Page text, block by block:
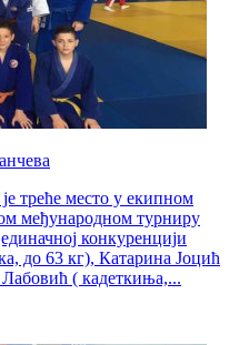
треће место у екипном
међународном турниру
конкуренцији
до 63 кг), Катарина Јоцић
( кадеткиња,...